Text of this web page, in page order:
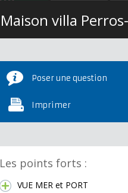
Maison villa
Poser une question
Imprimer
Les points forts :
VUE MER et PORT